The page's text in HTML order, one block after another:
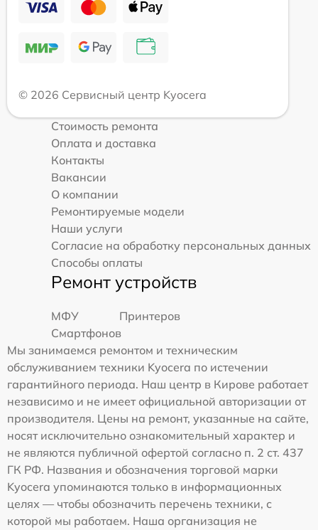
© 2026 Сервисный центр Kyocera
Стоимость ремонта
Оплата и доставка
Контакты
Вакансии
О компании
Ремонтируемые модели
Наши услуги
Согласие на обработку персональных данных
Способы оплаты
Ремонт устройств
МФУ
Принтеров
Смартфонов
Мы занимаемся ремонтом и техническим
обслуживанием техники Kyocera по истечении
гарантийного периода. Наш центр в Кирове работает
независимо и не имеет официальной авторизации от
производителя. Цены на ремонт, указанные на сайте,
носят исключительно ознакомительный характер и
не являются публичной офертой согласно п. 2 ст. 437
ГК РФ. Названия и обозначения торговой марки
Kyocera упоминаются только в информационных
целях — чтобы обозначить перечень техники, с
которой мы работаем. Наша организация не